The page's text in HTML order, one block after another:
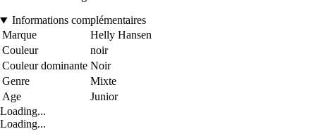
Informations complémentaires
Marque
Helly Hansen
Couleur
noir
Couleur dominante Noir
Genre
Mixte
Age
Junior
Loading...
Loading...